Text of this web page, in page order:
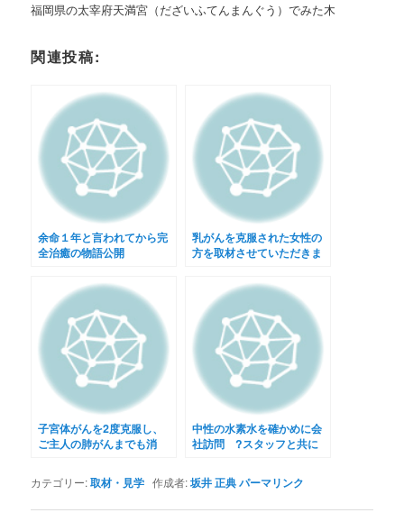
福岡県の太宰府天満宮（だざいふてんまんぐう）でみた木
関連投稿:
余命１年と言われてから完
全治癒の物語公開
乳がんを克服された女性の
方を取材させていただきま
子宮体がんを2度克服し、
ご主人の肺がんまでも消
中性の水素水を確かめに会
社訪問 ?スタッフと共に
カテゴリー:取材・見学 作成者:坂井 正典パーマリンク